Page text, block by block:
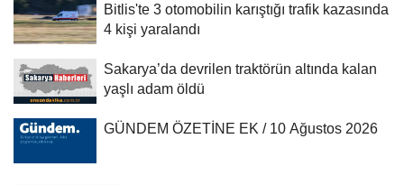
Bitlis'te 3 otomobilin karıştığı trafik kazasında
4 kişi yaralandı
Sakarya’da devrilen traktörün altında kalan
yaşlı adam öldü
GÜNDEM ÖZETİNE EK / 10 Ağustos 2026